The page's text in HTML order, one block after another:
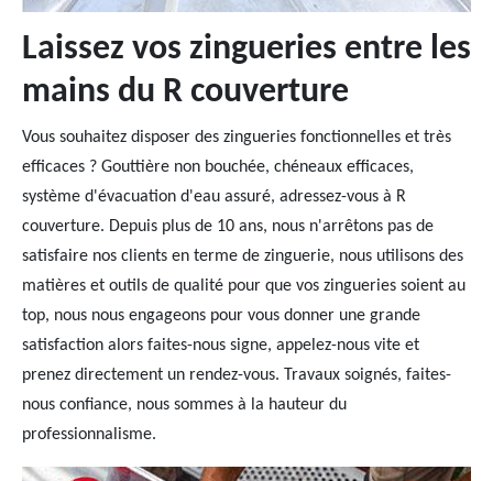
Laissez vos zingueries entre les
mains du R couverture
Vous souhaitez disposer des zingueries fonctionnelles et très
efficaces ? Gouttière non bouchée, chéneaux efficaces,
système d'évacuation d'eau assuré, adressez-vous à R
couverture. Depuis plus de 10 ans, nous n'arrêtons pas de
satisfaire nos clients en terme de zinguerie, nous utilisons des
matières et outils de qualité pour que vos zingueries soient au
top, nous nous engageons pour vous donner une grande
satisfaction alors faites-nous signe, appelez-nous vite et
prenez directement un rendez-vous. Travaux soignés, faites-
nous confiance, nous sommes à la hauteur du
professionnalisme.